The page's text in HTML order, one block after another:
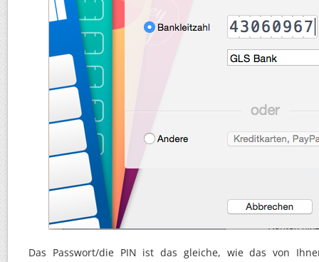
Das Passwort/die PIN ist das gleiche, wie das von